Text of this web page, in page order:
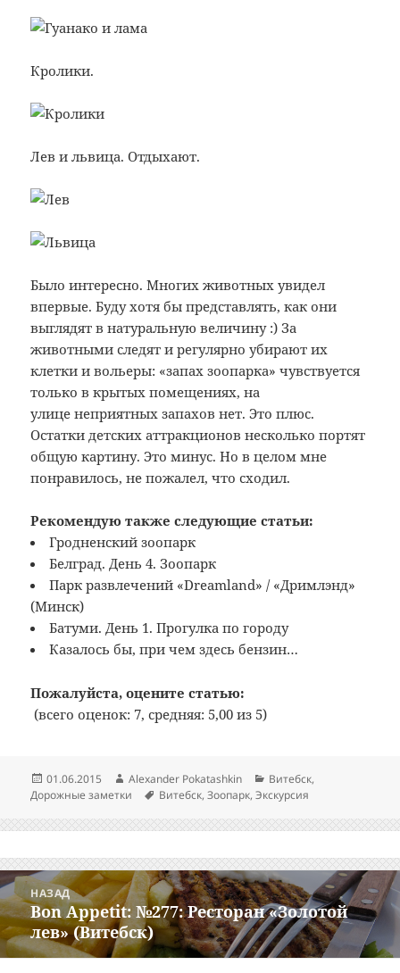
Кролики.
Лев и львица. Отдыхают.
Было интересно. Многих животных увидел
впервые. Буду хотя бы представлять, как они
выглядят в натуральную величину :) За
животными следят и регулярно убирают их
клетки и вольеры: «запах зоопарка» чувствуется
только в крытых помещениях, на
улице неприятных запахов нет. Это плюс.
Остатки детских аттракционов несколько портят
общую картину. Это минус. Но в целом мне
понравилось, не пожалел, что сходил.
Рекомендую также следующие статьи:
Гродненский зоопарк
Белград. День 4. Зоопарк
Парк развлечений «Dreamland» / «Дримлэнд»
(Минск)
Батуми. День 1. Прогулка по городу
Казалось бы, при чем здесь бензин…
Пожалуйста, оцените статью:
(всего оценок: 7, средняя: 5,00 из 5)
Опубликовано
01.06.2015 Автор
Alexander Pokatashkin Рубрики
Витебск,
Дорожные заметки
Метки
Витебск,Зоопарк,Экскурсия
Навигация
по
записям
НАЗАД
Предыдущая
запись:
Bon Appetit: №277: Ресторан «Золотой
лев» (Витебск)